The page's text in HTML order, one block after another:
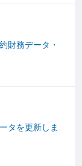
財務データ・
タを更新しま